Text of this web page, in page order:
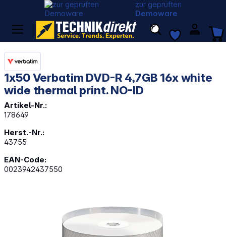
zur geprüften
Demoware
1x50 Verbatim DVD-R 4,7GB 16x white
wide thermal print. NO-ID
Artikel-Nr.:
178649
Herst.-Nr.:
43755
EAN-Code:
0023942437550
Bildergalerie überspringen